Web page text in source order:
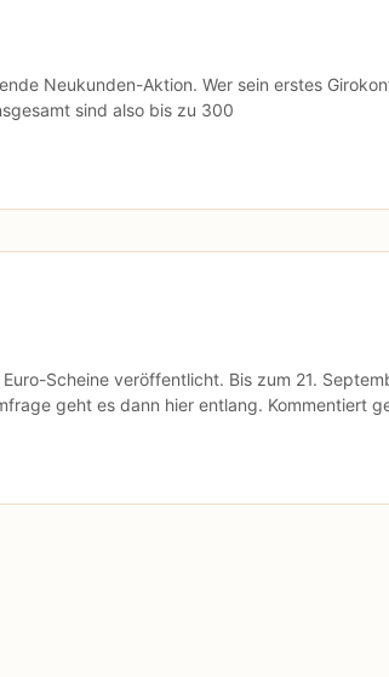
Neukunden-Aktion. Wer sein erstes
sind also bis zu 300
Scheine veröffentlicht. Bis zum 21.
geht es dann hier entlang. Kommentiert